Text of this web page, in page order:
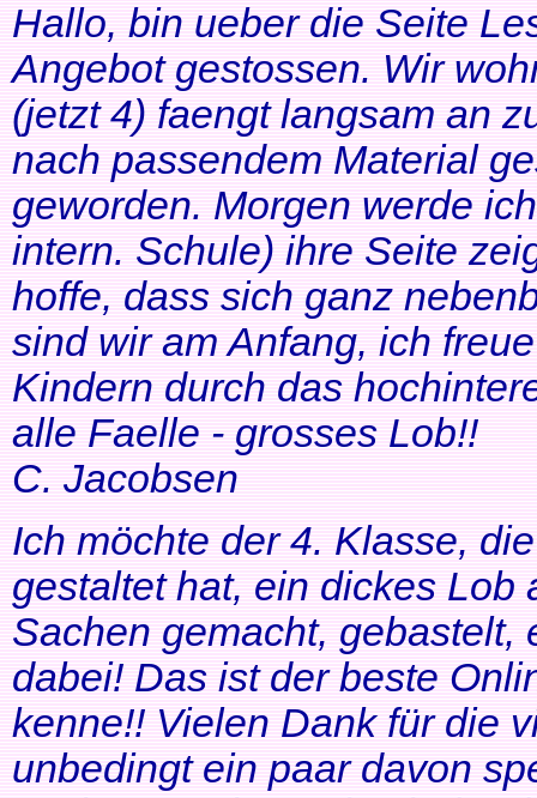
Hallo, bin ueber die Seite
Angebot gestossen. Wir
(jetzt 4) faengt langsam an
nach passendem Material
geworden. Morgen werde
intern. Schule) ihre Seite
hoffe, dass sich ganz
sind wir am Anfang, ich
Kindern durch das
alle Faelle - grosses Lob!!
C. Jacobsen
Ich möchte der 4. Klasse,
gestaltet hat, ein dickes Lob
Sachen gemacht, gebastelt,
dabei! Das ist der beste
kenne!! Vielen Dank für die
unbedingt ein paar davon